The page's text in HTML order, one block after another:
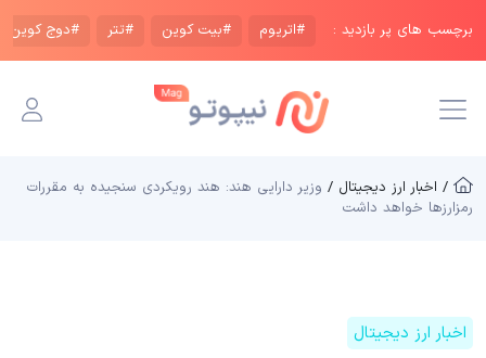
برچسب های پر بازدید : #اتریوم #بیت کوین #تتر #دوج کوین
/ اخبار ارز دیجیتال / وزیر دارایی هند: هند رویکردی سنجیده به مقررات
رمزارزها خواهد داشت
اخبار ارز دیجیتال